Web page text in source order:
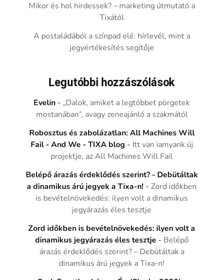
Mikor és hol hirdessek? – marketing útmutató a
Tixától
A postaládából a színpad elé: hírlevél, mint a
jegyértékesítés segítője
Legutóbbi hozzászólások
Evelin - „Dalok, amiket a legtöbbet pörgetek
mostanában”, avagy zeneajánló a szakmától
Robosztus és zabolázatlan: All Machines Will
Fail - And We - TIXA blog - Itt van iamyank új
projektje, az All Machines Will Fail
Belépő árazás érdeklődés szerint? - Debütáltak
a dinamikus árú jegyek a Tixa-n! -Zord időkben
is bevételnövekedés: ilyen volt a dinamikus
jegyárazás éles tesztje
Zord időkben is bevételnövekedés: ilyen volt a
dinamikus jegyárazás éles tesztje - Belépő
árazás érdeklődés szerint? – Debütáltak a
dinamikus árú jegyek a Tixa-n!